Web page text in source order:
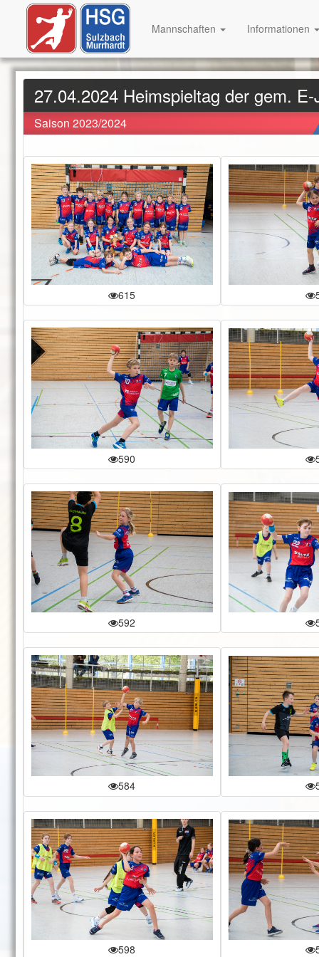
27.04.2024 Heimspieltag der gem.
Saison 2023/2024
615
590
592
584
598
Mannschaften Informationen